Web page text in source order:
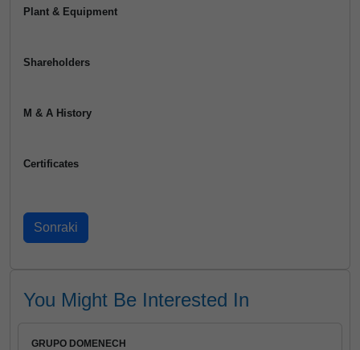
Plant & Equipment
Shareholders
M & A History
Certificates
You Might Be Interested In
GRUPO DOMENECH